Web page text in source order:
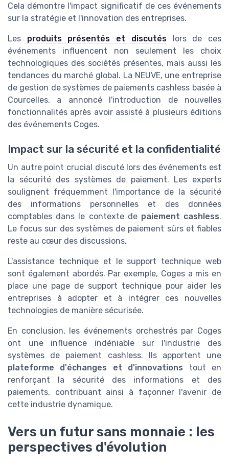
Cela démontre l'impact significatif de ces événements
sur la stratégie et l'innovation des entreprises.
Les produits présentés et discutéslors de ces
événements influencent non seulement les choix
technologiques des sociétés présentes, mais aussi les
tendances du marché global. La NEUVE, une entreprise
de gestion de systèmes de paiements cashless basée à
Courcelles, a annoncé l'introduction de nouvelles
fonctionnalités après avoir assisté à plusieurs éditions
des événements Coges.
Impact sur la sécurité et la confidentialité
Un autre point crucial discuté lors des événements est
la sécurité des systèmes de paiement. Les experts
soulignent fréquemment l'importance de la sécurité
des informations personnelles et des données
comptables dans le contexte de paiement cashless.
Le focus sur des systèmes de paiement sûrs et fiables
reste au cœur des discussions.
L'assistance technique et le support technique web
sont également abordés. Par exemple, Coges a mis en
place une page de support technique pour aider les
entreprises à adopter et à intégrer ces nouvelles
technologies de manière sécurisée.
En conclusion, les événements orchestrés par Coges
ont une influence indéniable sur l'industrie des
systèmes de paiement cashless. Ils apportent une
plateforme d'échanges et d'innovations tout en
renforçant la sécurité des informations et des
paiements, contribuant ainsi à façonner l'avenir de
cette industrie dynamique.
Vers un futur sans monnaie : les
perspectives d'évolution